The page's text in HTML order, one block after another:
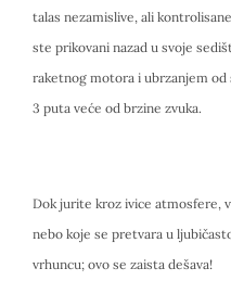
talas nezamislive, ali
ste prikovani nazad u svoje
raketnog motora i ubrzanjem od
3 puta veće od brzine zvuka.
Dok jurite kroz ivice atmosfere,
nebo koje se pretvara u
vrhuncu; ovo se zaista dešava!